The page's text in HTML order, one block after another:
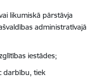
likumiskā pārstāvja
administratīvajā
iestādes;
darbību, tiek